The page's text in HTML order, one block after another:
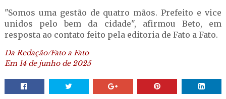
"Somos uma gestão de quatro mãos. Prefeito e vice
unidos pelo bem da cidade", afirmou Beto, em
resposta ao contato feito pela editoria de Fato a Fato.
Da Redação/Fato a Fato
Em 14 de junho de 2025